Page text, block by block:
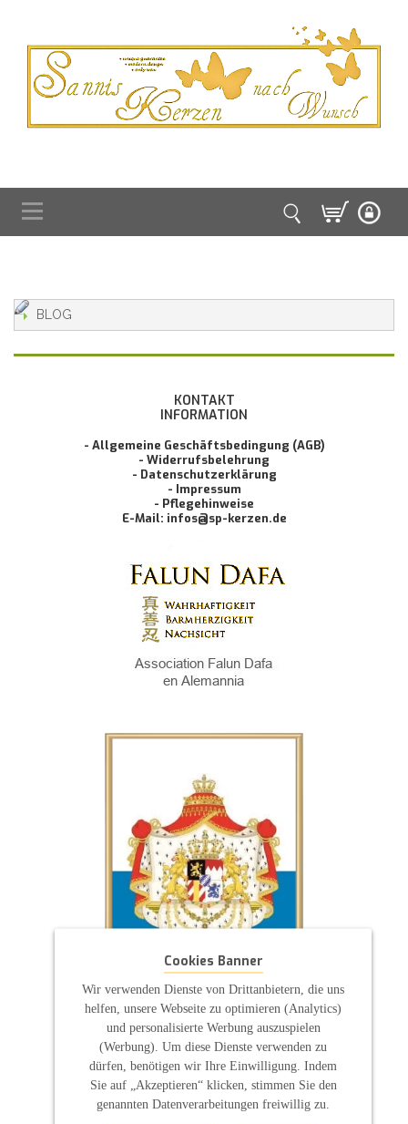
BLOG
KONTAKT
INFORMATION
- Allgemeine Geschäftsbedingung (AGB)
- Widerrufsbelehrung
- Datenschutzerklärung
- Impressum
- Pflegehinweise
E-Mail: infos@sp-kerzen.de
ZAHLUNGSARTEN
Cookies Banner
Wir verwenden Dienste von Drittanbietern, die uns
helfen, unsere Webseite zu optimieren (Analytics)
und personalisierte Werbung auszuspielen
(Werbung). Um diese Dienste verwenden zu
dürfen, benötigen wir Ihre Einwilligung. Indem
Sie auf „Akzeptieren“ klicken, stimmen Sie den
genannten Datenverarbeitungen freiwillig zu.